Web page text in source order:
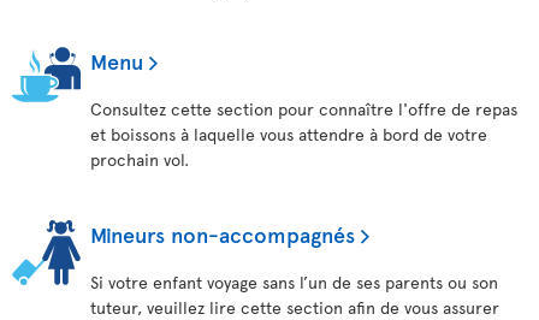
Menu
Consultez cette section pour connaître l'offre de repas
et boissons à laquelle vous attendre à bord de votre
prochain vol.
Mineurs non-accompagnés
Si votre enfant voyage sans l’un de ses parents ou son
tuteur, veuillez lire cette section afin de vous assurer